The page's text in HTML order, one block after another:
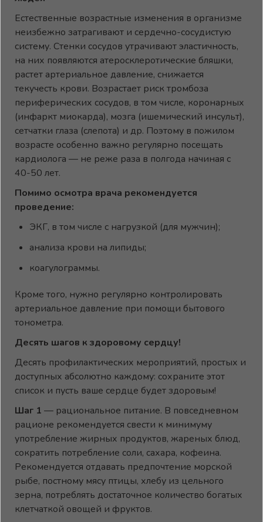
Естественные возрастные изменения в организме
неизбежно затрагивают и сердечно-сосудистую
систему. Стенки сосудов утрачивают эластичность,
на них появляются атеросклеротические бляшки,
растет артериальное давление, снижается
текучесть крови. Возрастает риск тромбоза
периферических сосудов, в том числе, коронарных
(инфаркт миокарда), мозга (ишемический инсульт),
сетчатки глаза (слепота) и др. Поэтому в пожилом
возрасте особенно важно регулярно посещать
кардиолога — не реже раза в полгода начиная с
40-50 лет.
Помимо осмотра врача рекомендуется
проведение:
ЭКГ, в том числе с нагрузкой (для мужчин);
анализа крови на липиды;
коагулограммы.
Кроме того, нужно регулярно контролировать
артериальное давление при помощи бытового
тонометра.
Десять шагов к здоровому сердцу!
Десять профилактических мероприятий, простых и
доступных абсолютно каждому: сохраните этот
список и пусть ваше сердце будет здоровым!
Шаг 1 — рациональное питание. В повседневном
рационе рекомендуется свести к минимуму
употребление жирных продуктов, жареных блюд,
сократить потребление соли, сахара, кофеина.
Рекомендуется отдавать предпочтение морской
рыбе, постному мясу птицы, хлебу из цельного
зерна, потреблять достаточное количество богатых
клетчаткой овощей и фруктов.